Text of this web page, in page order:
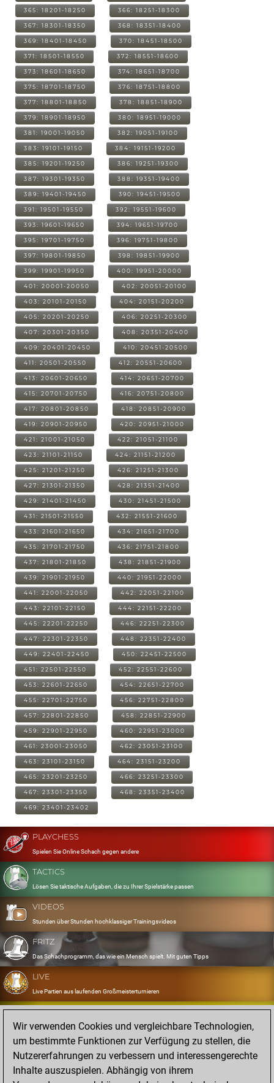
365: 18201-18250 366: 18251-18300
367: 18301-18350 368: 18351-18400
369: 18401-18450 370: 18451-18500
371: 18501-18550 372: 18551-18600
373: 18601-18650 374: 18651-18700
375: 18701-18750 376: 18751-18800
377: 18801-18850 378: 18851-18900
379: 18901-18950 380: 18951-19000
381: 19001-19050 382: 19051-19100
383: 19101-19150 384: 19151-19200
385: 19201-19250 386: 19251-19300
387: 19301-19350 388: 19351-19400
389: 19401-19450 390: 19451-19500
391: 19501-19550 392: 19551-19600
393: 19601-19650 394: 19651-19700
395: 19701-19750 396: 19751-19800
397: 19801-19850 398: 19851-19900
399: 19901-19950 400: 19951-20000
401: 20001-20050 402: 20051-20100
403: 20101-20150 404: 20151-20200
405: 20201-20250 406: 20251-20300
407: 20301-20350 408: 20351-20400
409: 20401-20450 410: 20451-20500
411: 20501-20550 412: 20551-20600
413: 20601-20650 414: 20651-20700
415: 20701-20750 416: 20751-20800
417: 20801-20850 418: 20851-20900
419: 20901-20950 420: 20951-21000
421: 21001-21050 422: 21051-21100
423: 21101-21150 424: 21151-21200
425: 21201-21250 426: 21251-21300
427: 21301-21350 428: 21351-21400
429: 21401-21450 430: 21451-21500
431: 21501-21550 432: 21551-21600
433: 21601-21650 434: 21651-21700
435: 21701-21750 436: 21751-21800
437: 21801-21850 438: 21851-21900
439: 21901-21950 440: 21951-22000
441: 22001-22050 442: 22051-22100
443: 22101-22150 444: 22151-22200
445: 22201-22250 446: 22251-22300
447: 22301-22350 448: 22351-22400
449: 22401-22450 450: 22451-22500
451: 22501-22550 452: 22551-22600
453: 22601-22650 454: 22651-22700
455: 22701-22750 456: 22751-22800
457: 22801-22850 458: 22851-22900
459: 22901-22950 460: 22951-23000
461: 23001-23050 462: 23051-23100
463: 23101-23150 464: 23151-23200
465: 23201-23250 466: 23251-23300
467: 23301-23350 468: 23351-23400
469: 23401-23402
PLAYCHESS
Spielen Sie Online Schach gegen andere
TACTICS
Lösen Sie taktische Aufgaben, die zu Ihrer Spielstärke passen
VIDEOS
Stunden über Stunden hochklassiger Trainingsvideos
FRITZ
Das Schachprogramm, das wie ein Mensch spielt. Mit guten Tipps
LIVE
Live Partien aus laufenden Großmeisterturnieren
OPENINGS
Erfassen und Üben Sie Ihr Eröffnungsrepertoire
DATABASE
Acht Millionen starke Partien
Wir verwenden Cookies und vergleichbare Technologien,
um bestimmte Funktionen zur Verfügung zu stellen, die
Nutzererfahrungen zu verbessern und interessengerechte
Inhalte auszuspielen. Abhängig von ihrem